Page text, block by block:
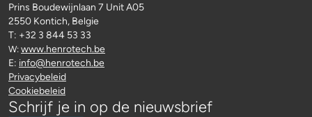
Prins Boudewijnlaan 7 Unit A05
2550 Kontich, Belgie
T: +32 3 844 53 33
W: www.henrotech.be
E: info@henrotech.be
Privacybeleid
Cookiebeleid
Schrijf je in op de nieuwsbrief